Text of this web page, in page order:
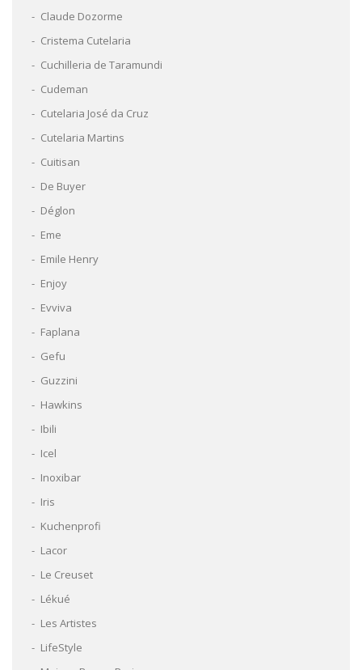
Claude Dozorme
Cristema Cutelaria
Cuchilleria de Taramundi
Cudeman
Cutelaria José da Cruz
Cutelaria Martins
Cuitisan
De Buyer
Déglon
Eme
Emile Henry
Enjoy
Evviva
Faplana
Gefu
Guzzini
Hawkins
Ibili
Icel
Inoxibar
Iris
Kuchenprofi
Lacor
Le Creuset
Lékué
Les Artistes
LifeStyle